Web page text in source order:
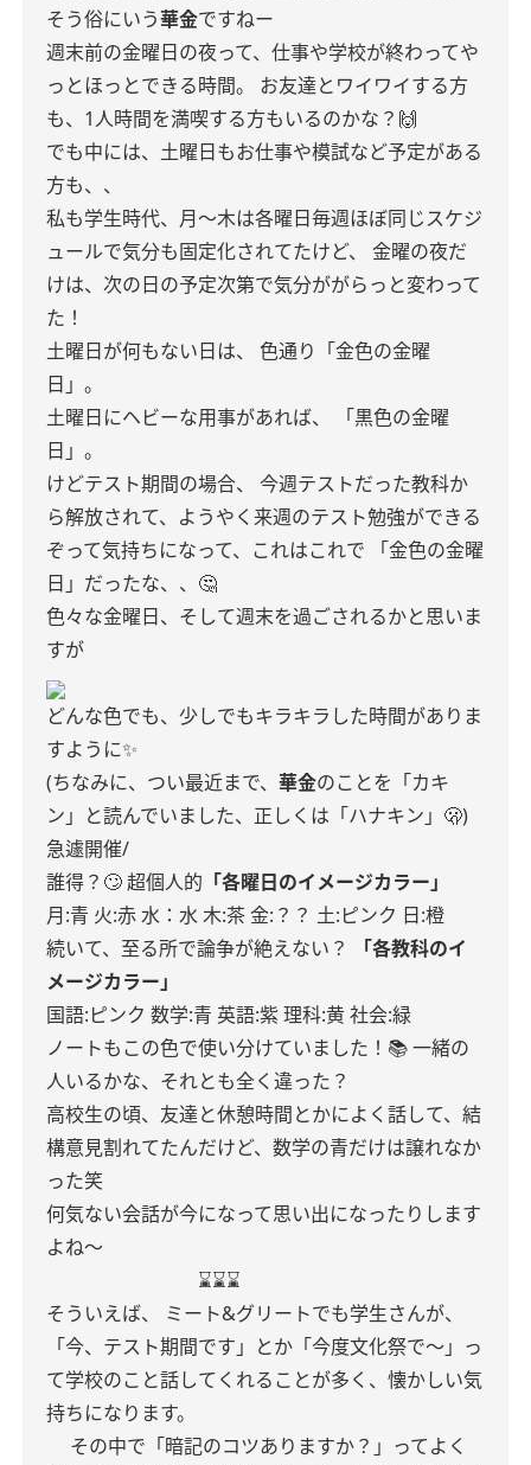
そう俗にいう華金ですねー
週末前の金曜日の夜って、仕事や学校が終わってや
っとほっとできる時間。
お友達とワイワイする方
も、1人時間を満喫する方もいるのかな？🙌
でも中には、土曜日もお仕事や模試など予定がある
方も、、
私も学生時代、月〜木は各曜日毎週ほぼ同じスケジ
ュールで気分も固定化されてたけど、
金曜の夜だ
けは、次の日の予定次第で気分ががらっと変わって
た！
土曜日が何もない日は、
色通り「金色の金曜
日」。
土曜日にヘビーな用事があれば、
「黒色の金曜
日」。
けどテスト期間の場合、
今週テストだった教科か
ら解放されて、ようやく来週のテスト勉強ができる
ぞって気持ちになって、これはこれで
「金色の金曜
日」だったな、、🤔
色々な金曜日、そして週末を過ごされるかと思いま
すが
どんな色でも、少しでもキラキラした時間がありま
すように✨
(ちなみに、つい最近まで、 華金のことを「カキ
ン」と読んでいました、正しくは「ハナキン」🫢)
急遽開催/
誰得？🙄超個人的 「各曜日のイメージカラー」
月:青 火:赤水：水木:茶 金:？？ 土:ピンク 日:橙
続いて、至る所で論争が絶えない？
「各教科のイ
メージカラー」
国語:ピンク 数学:青 英語:紫理科:黄社会:緑
ノートもこの色で使い分けていました！📚一緒の
人いるかな、それとも全く違った？
高校生の頃、友達と休憩時間とかによく話して、結
構意見割れてたんだけど、数学の青だけは譲れなか
った笑
何気ない会話が今になって思い出になったりします
よね〜
⌛️⌛️⌛️
そういえば、
ミート&グリートでも学生さんが、
「今、テスト期間です」とか「今度文化祭で〜」っ
て学校のこと話してくれることが多く、懐かしい気
持ちになります。
その中で「暗記のコツありますか？」ってよく